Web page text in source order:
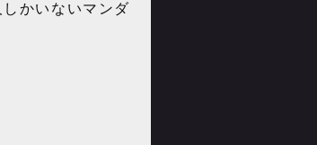
かいないマンダ